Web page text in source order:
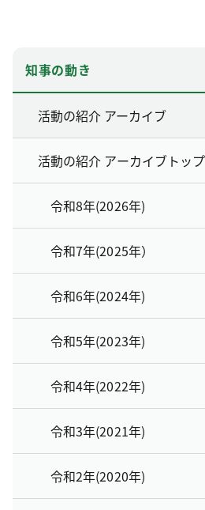
知事の動き
活動の紹介 アーカイブ
活動の紹介 アーカイブトップ
令和8年(2026年)
令和7年(2025年）
令和6年(2024年)
令和5年(2023年)
令和4年(2022年)
令和3年(2021年)
令和2年(2020年)